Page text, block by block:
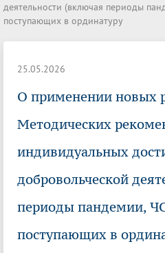
деятельности (включая периоды
поступающих в ординатуру
25.05.2026
О применении новых
Методических
индивидуальных
добровольческой
периоды пандемии,
поступающих в